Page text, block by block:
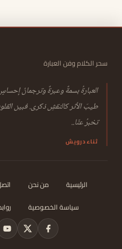
سحر الكلام وفن العبارة
العبارةُ بسمةٌ وعبرةٌ وترجمانُ
طيبَ الأثر كالنقشِ ذكرى. فبين
تخبرُ عنّا..
ثناء درويش
الرئيسية من نحن
سياسة الخصوصية